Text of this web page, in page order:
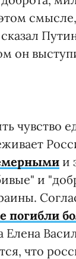
смысле,
он
чувство
и
и
погибли
Елена
что